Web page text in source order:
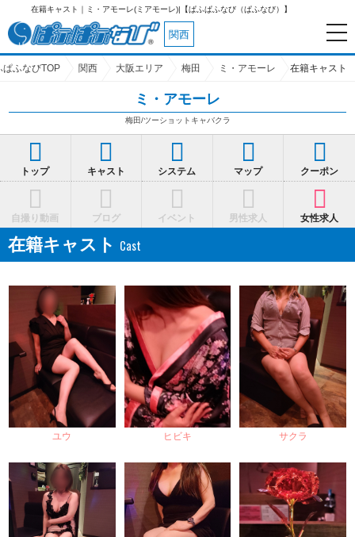
在籍キャスト｜ミ・アモーレ(ミアモーレ)|【ぱふぱふなび（ぱふなび）】
関西
ぱふなびTOP 関西 大阪エリア 梅田 ミ・アモーレ 在籍キャスト
ミ・アモーレ
梅田/ツーショットキャバクラ
トップ キャスト システム マップ クーポン
自撮り動画 ブログ イベント 男性求人 女性求人
在籍キャスト
ユウ ヒビキ サクラ